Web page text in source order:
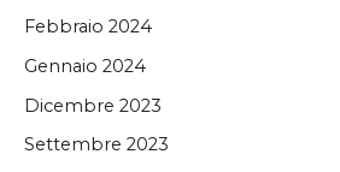
Febbraio 2024
Gennaio 2024
Dicembre 2023
Settembre 2023